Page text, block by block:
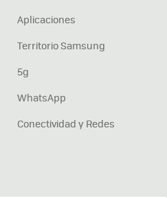
Aplicaciones
Territorio Samsung
5g
WhatsApp
Conectividad y Redes